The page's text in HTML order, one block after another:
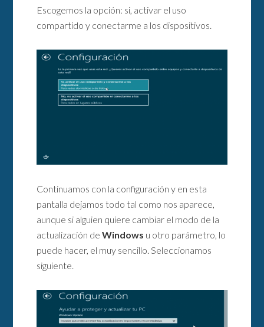
Escogemos la opción: si, activar el uso
compartido y conectarme a los dispositivos.
Continuamos con la configuración y en esta
pantalla dejamos todo tal como nos aparece,
aunque si alguien quiere cambiar el modo de la
actualización deWindows u otro parámetro, lo
puede hacer, el muy sencillo. Seleccionamos
siguiente.